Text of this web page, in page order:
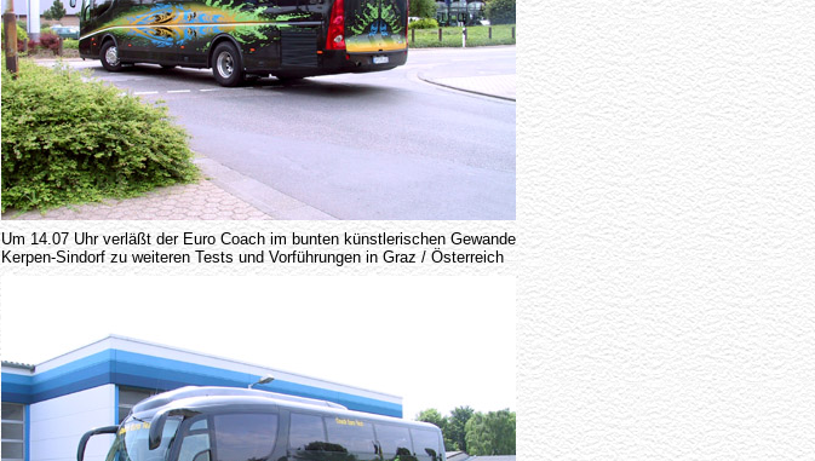
Um 14.07 Uhr verläßt der Euro Coach im bunten künstlerischen Gewande
Kerpen-Sindorf zu weiteren Tests und Vorführungen in Graz / Österreich